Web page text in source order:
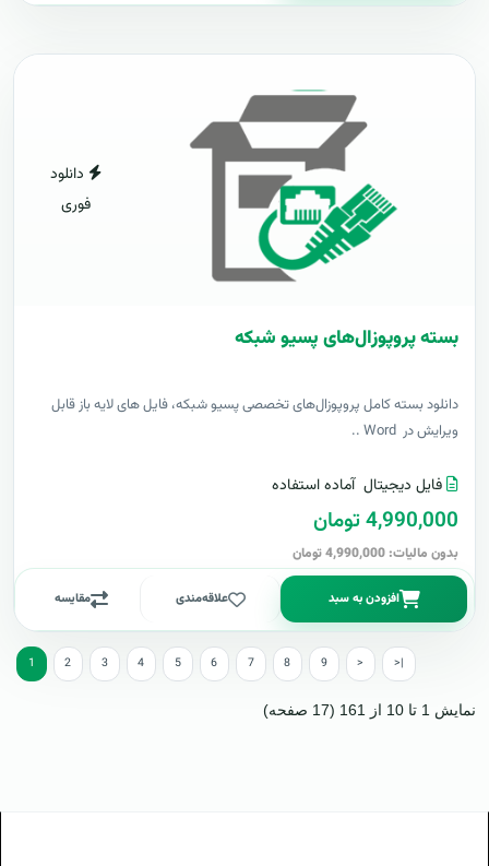
دانلود
فوری
بسته پروپوزال‌های پسیو شبکه
دانلود بسته کامل پروپوزال‌های تخصصی پسیو شبکه، فایل های لایه باز قابل
ویرایش در Word ..
فایل دیجیتال آماده استفاده
4,990,000 تومان
بدون مالیات: 4,990,000 تومان
افزودن به سبد علاقه‌مندی مقایسه
1 2 3 4 5 6 7 8 9 > >|
نمایش 1 تا 10 از 161 (17 صفحه)